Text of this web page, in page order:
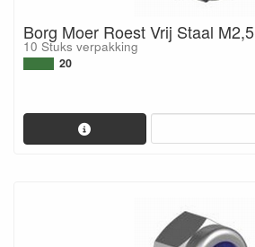
Borg Moer Roest Vrij Staal M2,5
10 Stuks verpakking
20